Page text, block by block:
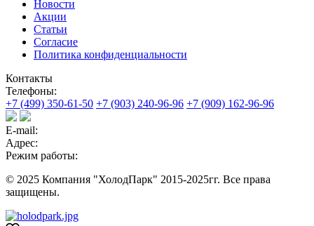
Новости
Акции
Статьи
Согласие
Политика конфиденциальности
Контакты
Телефоны:
+7 (499) 350-61-50 +7 (903) 240-96-96 +7 (909) 162-96-96
E-mail:
Адрес:
Режим работы:
© 2025 Компания "ХолодПарк" 2015-2025гг. Все права
защищены.